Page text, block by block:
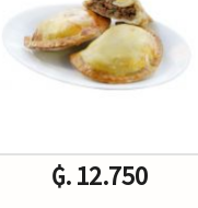
₲. 12.750